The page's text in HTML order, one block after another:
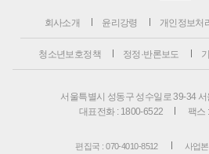
회사소개 윤리강령 개인정보처
청소년보호정책 정정·반론보도
서울특별시 성동구 성수일로 39-34
대표전화 : 1800-6522
팩스
편집국 : 070-4010-8512 사업